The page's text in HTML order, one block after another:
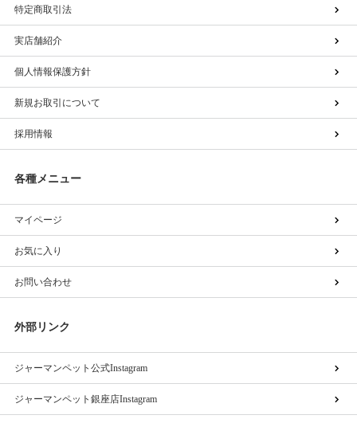
特定商取引法
実店舗紹介
個人情報保護方針
新規お取引について
採用情報
各種メニュー
マイページ
お気に入り
お問い合わせ
外部リンク
ジャーマンペット公式Instagram
ジャーマンペット銀座店Instagram